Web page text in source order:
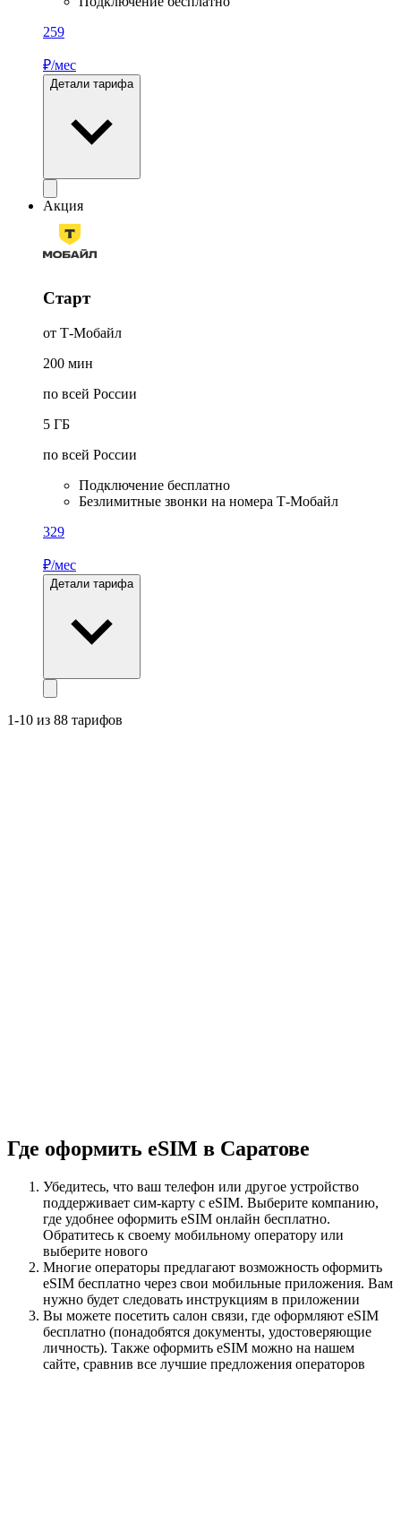
259
₽/мес
Детали тарифа
Акция
Старт
от Т-Мобайл
200 мин
по всей России
5 ГБ
по всей России
Подключение бесплатно
Безлимитные звонки на номера Т-Мобайл
329
₽/мес
Детали тарифа
1-10 из 88 тарифов
Где оформить eSIM в Саратове
Убедитесь, что ваш телефон или другое устройство
поддерживает сим-карту с eSIM. Выберите компанию,
где удобнее оформить eSIM онлайн бесплатно.
Обратитесь к своему мобильному оператору или
выберите нового
Многие операторы предлагают возможность оформить
eSIM бесплатно через свои мобильные приложения. Вам
нужно будет следовать инструкциям в приложении
Вы можете посетить салон связи, где оформляют eSIM
бесплатно (понадобятся документы, удостоверяющие
личность). Также оформить eSIM можно на нашем
сайте, сравнив все лучшие предложения операторов